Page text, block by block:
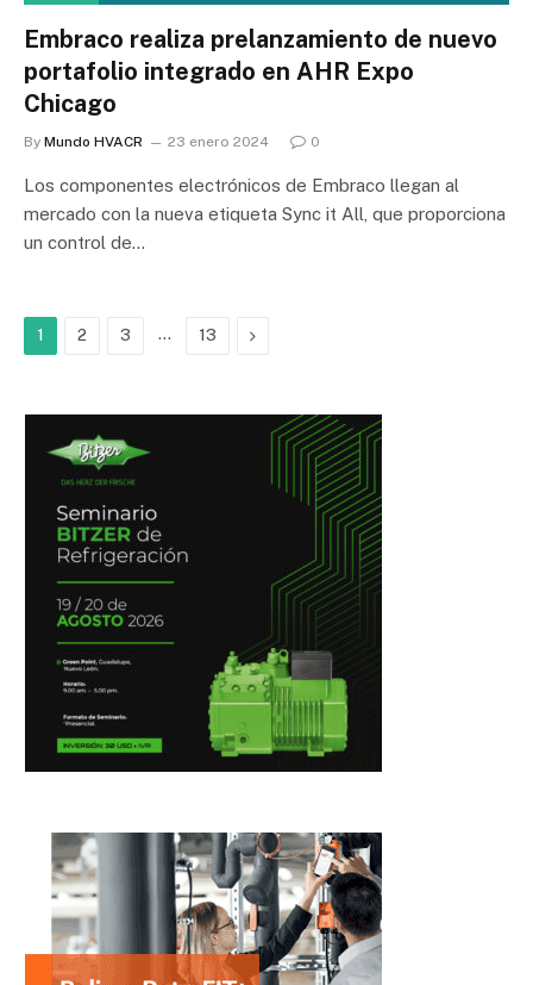
Embraco realiza prelanzamiento de nuevo
portafolio integrado en AHR Expo
Chicago
By Mundo HVACR 23 enero 2024 0
Los componentes electrónicos de Embraco llegan al
mercado con la nueva etiqueta Sync it All, que proporciona
un control de…
1 2 3 … 13 Next